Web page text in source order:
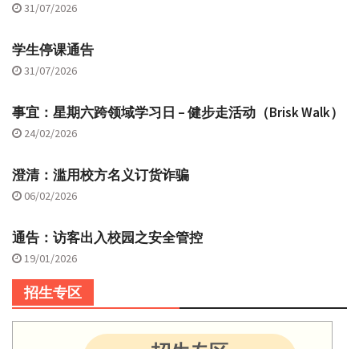
31/07/2026
学生停课通告
31/07/2026
事宜：星期六跨领域学习日 – 健步走活动（Brisk Walk）
24/02/2026
澄清：滥用校方名义订货诈骗
06/02/2026
通告：访客出入校园之安全管控
19/01/2026
招生专区